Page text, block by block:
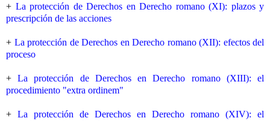
+ La protección de Derechos en Derecho romano (XI): plazos y
prescripción de las acciones
+ La protección de Derechos en Derecho romano (XII): efectos del
proceso
+La protección de Derechos en Derecho romano (XIII): el
procedimiento "extra ordinem"
+ La protección de Derechos en Derecho romano (XIV): el